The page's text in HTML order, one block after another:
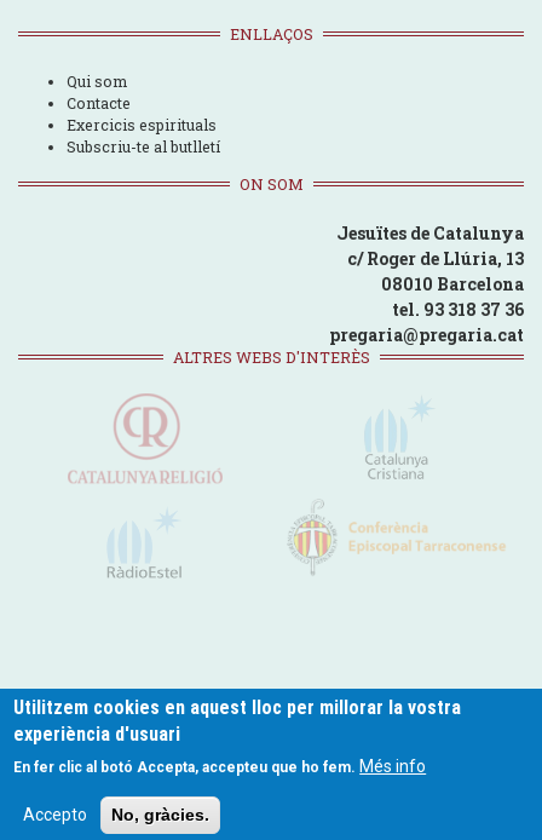
ENLLAÇOS
Qui som
Contacte
Exercicis espirituals
Subscriu-te al butlletí
ON SOM
Jesuïtes de Catalunya
c/ Roger de Llúria, 13
08010 Barcelona
tel. 93 318 37 36
pregaria@pregaria.cat
ALTRES WEBS D'INTERÈS
Footer
Política de Privacitat Politica de Cookies
Utilitzem cookies en aquest lloc per millorar la vostra
experiència d'usuari
En fer clic al botó Accepta, accepteu que ho fem. Més info
Accepto No, gràcies.